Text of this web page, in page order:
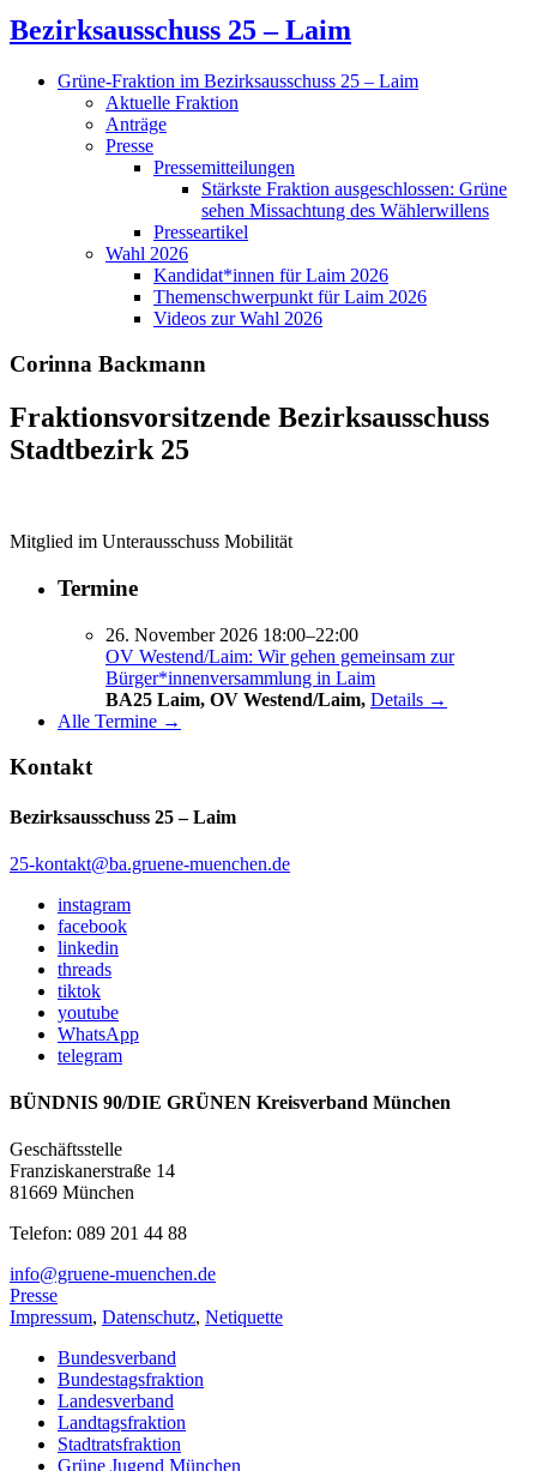
Bezirksausschuss 25 – Laim
Grüne-Fraktion im Bezirksausschuss 25 – Laim
Aktuelle Fraktion
Anträge
Presse
Pressemitteilungen
Stärkste Fraktion ausgeschlossen: Grüne
sehen Missachtung des Wählerwillens
Presseartikel
Wahl 2026
Kandidat*innen für Laim 2026
Themenschwerpunkt für Laim 2026
Videos zur Wahl 2026
Corinna Backmann
Fraktionsvorsitzende Bezirksausschuss
Stadtbezirk 25
Mitglied im Unterausschuss Mobilität
Termine
26. November 2026 18:00–22:00
OV Westend/Laim: Wir gehen gemeinsam zur
Bürger*innenversammlung in Laim
BA25 Laim, OV Westend/Laim, Details →
Alle Termine →
Kontakt
Bezirksausschuss 25 – Laim
25-kontakt@ba.gruene-muenchen.de
instagram
facebook
linkedin
threads
tiktok
youtube
WhatsApp
telegram
BÜNDNIS 90/DIE GRÜNEN Kreisverband München
Geschäftsstelle
Franziskanerstraße 14
81669 München
Telefon: 089 201 44 88
info@gruene-muenchen.de
Presse
Impressum, Datenschutz, Netiquette
Bundesverband
Bundestagsfraktion
Landesverband
Landtagsfraktion
Stadtratsfraktion
Grüne Jugend München